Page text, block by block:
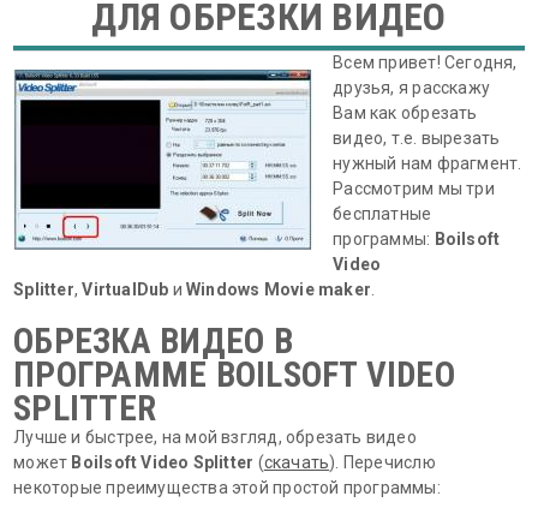
ДЛЯ ОБРЕЗКИ ВИДЕО
Всем привет! Сегодня,
друзья, я расскажу
Вам как обрезать
видео, т.е. вырезать
нужный нам фрагмент.
Рассмотрим мы три
бесплатные
программы: Boilsoft
Video
Splitter,VirtualDub иWindows Movie maker
ОБРЕЗКА ВИДЕО В
ПРОГРАММЕ BOILSOFT VIDEO
SPLITTER
Лучше и быстрее, на мой взгляд, обрезать видео
может Boilsoft Video Splitter (скачать). Перечислю
некоторые преимущества этой простой программы: